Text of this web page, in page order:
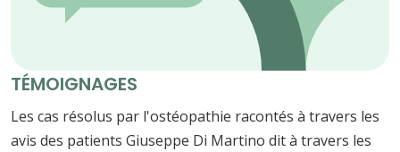
TÉMOIGNAGES
Les cas résolus par l'ostéopathie racontés à travers les
avis des patients Giuseppe Di Martino dit à travers les